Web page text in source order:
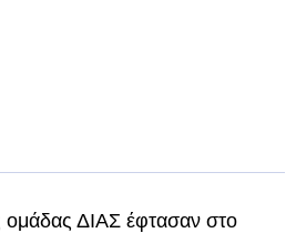
ομάδας ΔΙΑΣ έφτασαν στο